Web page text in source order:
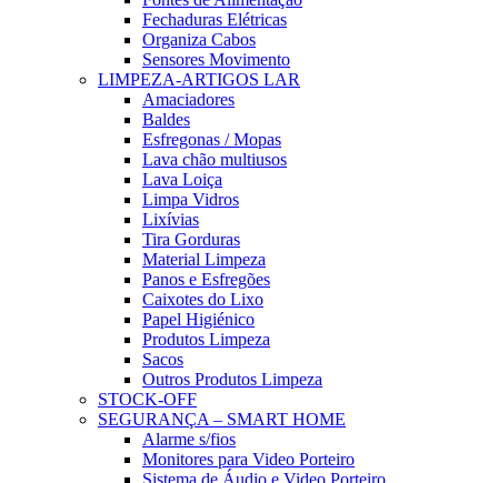
Fechaduras Elétricas
Organiza Cabos
Sensores Movimento
LIMPEZA-ARTIGOS LAR
Amaciadores
Baldes
Esfregonas / Mopas
Lava chão multiusos
Lava Loiça
Limpa Vidros
Lixívias
Tira Gorduras
Material Limpeza
Panos e Esfregões
Caixotes do Lixo
Papel Higiénico
Produtos Limpeza
Sacos
Outros Produtos Limpeza
STOCK-OFF
SEGURANÇA – SMART HOME
Alarme s/fios
Monitores para Video Porteiro
Sistema de Áudio e Video Porteiro